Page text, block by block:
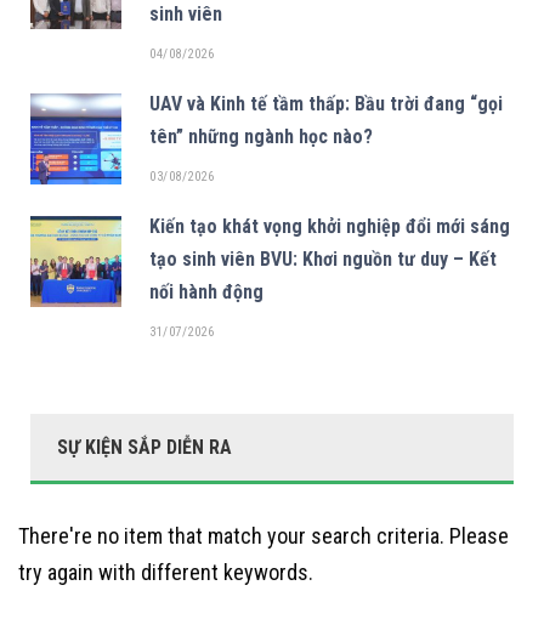
sinh viên
04/08/2026
UAV và Kinh tế tầm thấp: Bầu trời đang “gọi
tên” những ngành học nào?
03/08/2026
Kiến tạo khát vọng khởi nghiệp đổi mới sáng
tạo sinh viên BVU: Khơi nguồn tư duy – Kết
nối hành động
31/07/2026
SỰ KIỆN SẮP DIỄN RA
There're no item that match your search criteria. Please
try again with different keywords.